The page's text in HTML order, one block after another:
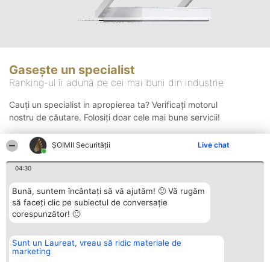
ȘOIMII Securității Live chat
04:30
Bună, suntem încântați să vă ajutăm! 🙂 Vă rugăm
să faceți clic pe subiectul de conversație
corespunzător! 🙂
Sunt un Laureat, vreau să ridic materiale de
marketing
Gasește un specialist
Ranking-ul îi adună pe cei mai buni din industrie
Cauți un specialist in apropierea ta? Verificați motorul
nostru de căutare. Folosiți doar cele mai bune servicii!
Organizator Ranking
BRIGHT SOLUTIONS BR SRL
Plebiscyt Contact